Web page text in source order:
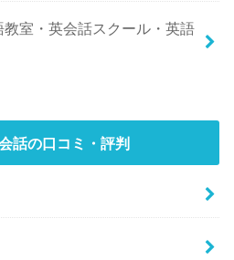
室・英会話スクール・英語
話の口コミ・評判